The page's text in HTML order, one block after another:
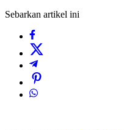
Sebarkan artikel ini